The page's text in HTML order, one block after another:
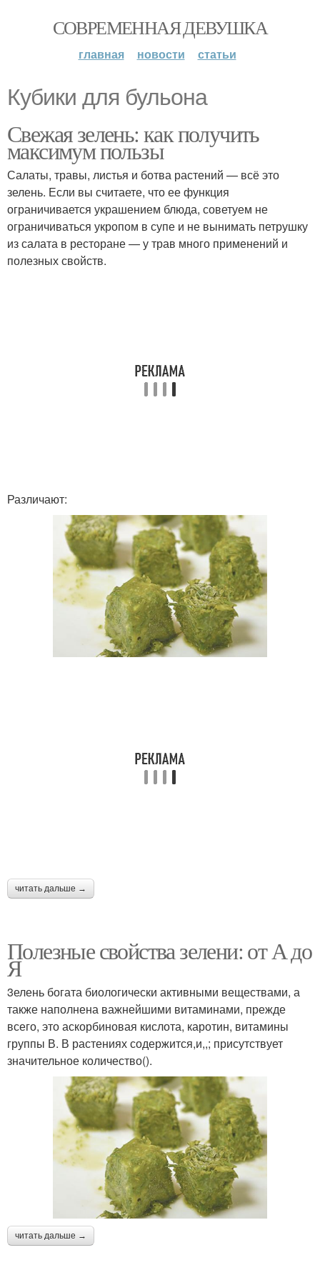
СОВРЕМЕННАЯ ДЕВУШКА
главная новости статьи
Кубики для бульона
Свежая зелень: как получить
максимум пользы
Салаты, травы, листья и ботва растений — всё это
зелень. Если вы считаете, что ее функция
ограничивается украшением блюда, советуем не
ограничиваться укропом в супе и не вынимать петрушку
из салата в ресторане — у трав много применений и
полезных свойств.
Различают:
читать дальше →
Полезные свойства зелени: от А до
Я
3елень богата биологически активными веществами, а
также наполнена важнейшими витаминами, прежде
всего, это аскорбиновая кислота, каротин, витамины
группы В. В растениях содержится,и,,; присутствует
значительное количество().
читать дальше →